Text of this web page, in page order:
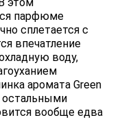
парфюме
сплетается с
впечатление
воду,
аромата Green
остальными
вообще едва